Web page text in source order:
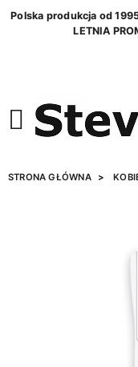
Polska produkcja od
LETNIA
STRONA GŁÓWNA